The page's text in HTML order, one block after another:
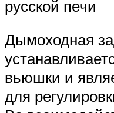
русской печи
Дымоходная
вьюшки и
для